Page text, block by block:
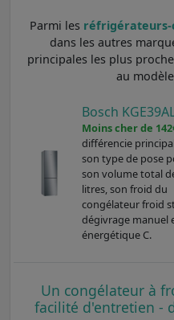
Parmi les réfrigérateurs-
dans les autres
principales les plus
au modèle
Bosch
Moins cher de
différencie
son type de pose
son volume total
litres, son froid du
congélateur froid
dégivrage manuel
énergétique C.
Un congélateur à
facilité d'entretien -